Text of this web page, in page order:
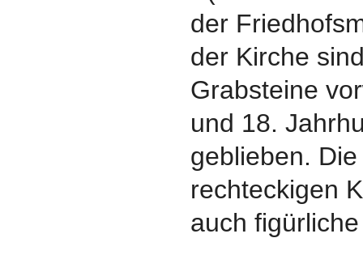
der
der Kirche
Grabsteine
und 18.
geblieben.
rechteckigen
auch